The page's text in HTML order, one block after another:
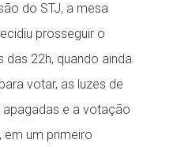
do STJ, a mesa
prosseguir o
das 22h, quando ainda
votar, as luzes de
e a votação
em um primeiro